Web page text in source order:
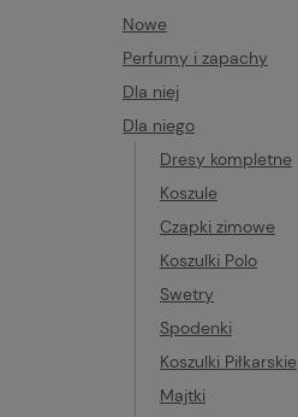
Nowe
Perfumy i zapachy
Dla niej
Dla niego
Dresy kompletne
Koszule
Czapki zimowe
Koszulki Polo
Swetry
Spodenki
Koszulki Piłkarskie
Majtki